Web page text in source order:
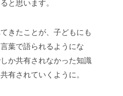
と思います。
きたことが、子どもにも
葉で語られるようにな
か共有されなかった知識
有されていくように。